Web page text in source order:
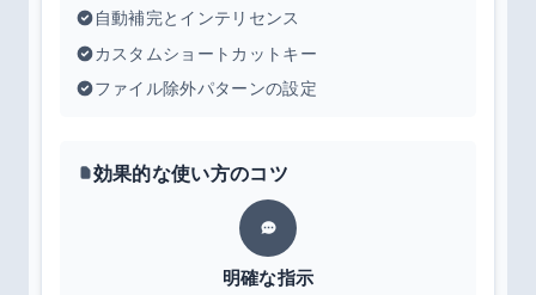
自動補完とインテリセンス
カスタムショートカットキー
ファイル除外パターンの設定
効果的な使い方のコツ
明確な指示